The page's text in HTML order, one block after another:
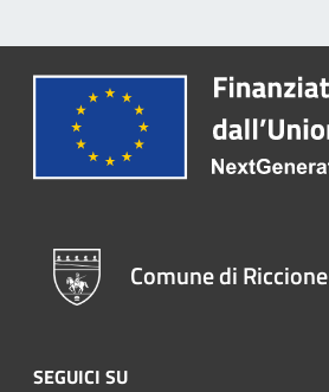
Comune di Riccione
SEGUICI SU